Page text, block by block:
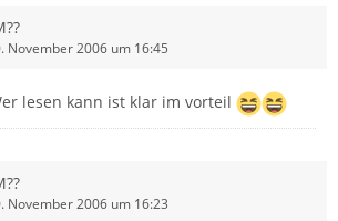
November 2006 um 16:45
lesen kann ist klar im vorteil
November 2006 um 16:23